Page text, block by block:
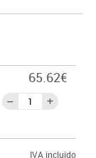
65.62€
IVA incluido